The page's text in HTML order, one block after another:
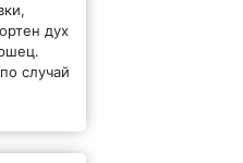
дух
случай